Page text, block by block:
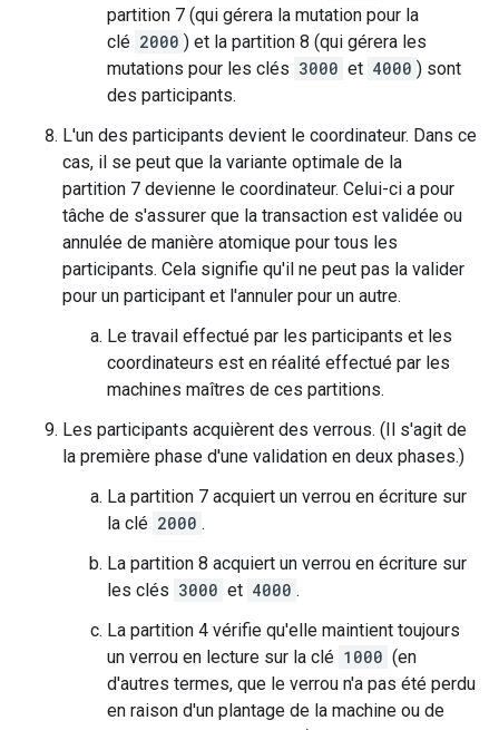
partition 7 (qui gérera la mutation pour la
clé 2000 ) et la partition 8 (qui gérera les
mutations pour les clés 3000 et 4000 ) sont
des participants.
L'un des participants devient le coordinateur. Dans ce
cas, il se peut que la variante optimale de la
partition 7 devienne le coordinateur. Celui-ci a pour
tâche de s'assurer que la transaction est validée ou
annulée de manière atomique pour tous les
participants. Cela signifie qu'il ne peut pas la valider
pour un participant et l'annuler pour un autre.
Le travail effectué par les participants et les
coordinateurs est en réalité effectué par les
machines maîtres de ces partitions.
Les participants acquièrent des verrous. (Il s'agit de
la première phase d'une validation en deux phases.)
La partition 7 acquiert un verrou en écriture sur
la clé 2000 .
La partition 8 acquiert un verrou en écriture sur
les clés 3000 et 4000 .
La partition 4 vérifie qu'elle maintient toujours
un verrou en lecture sur la clé 1000 (en
d'autres termes, que le verrou n'a pas été perdu
en raison d'un plantage de la machine ou de